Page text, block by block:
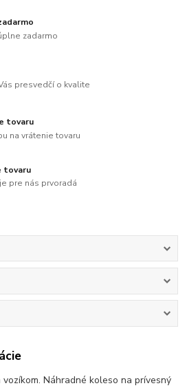
zadarmo
presvedčí o kvalite
tovaru
na vrátenie tovaru
tovaru
pre nás prvoradá
Náhradné koleso na prívesný